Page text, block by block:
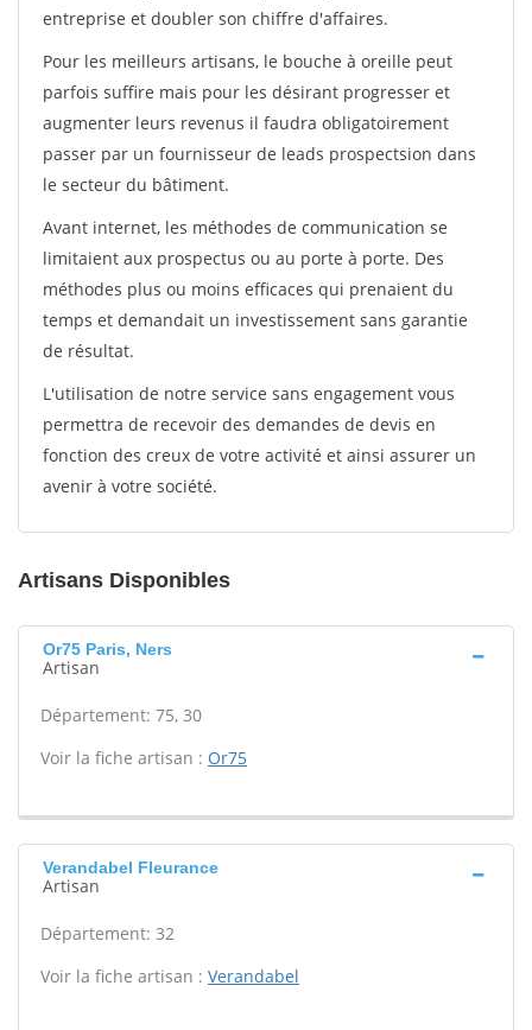
entreprise et doubler son chiffre d'affaires.
Pour les meilleurs artisans, le bouche à oreille peut
parfois suffire mais pour les désirant progresser et
augmenter leurs revenus il faudra obligatoirement
passer par un fournisseur de leads prospectsion dans
le secteur du bâtiment.
Avant internet, les méthodes de communication se
limitaient aux prospectus ou au porte à porte. Des
méthodes plus ou moins efficaces qui prenaient du
temps et demandait un investissement sans garantie
de résultat.
L'utilisation de notre service sans engagement vous
permettra de recevoir des demandes de devis en
fonction des creux de votre activité et ainsi assurer un
avenir à votre société.
Artisans Disponibles
Or75 Paris, Ners
Artisan
Département: 75, 30
Voir la fiche artisan : Or75
Verandabel Fleurance
Artisan
Département: 32
Voir la fiche artisan : Verandabel